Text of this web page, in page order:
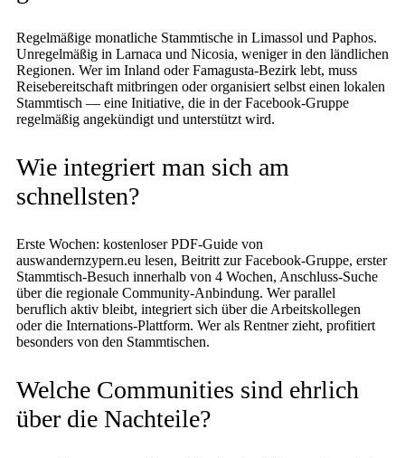
Regelmäßige monatliche Stammtische in Limassol und Paphos.
Unregelmäßig in Larnaca und Nicosia, weniger in den ländlichen
Regionen. Wer im Inland oder Famagusta-Bezirk lebt, muss
Reisebereitschaft mitbringen oder organisiert selbst einen lokalen
Stammtisch — eine Initiative, die in der Facebook-Gruppe
regelmäßig angekündigt und unterstützt wird.
Wie integriert man sich am
schnellsten?
Erste Wochen: kostenloser PDF-Guide von
auswandernzypern.eu lesen, Beitritt zur Facebook-Gruppe, erster
Stammtisch-Besuch innerhalb von 4 Wochen, Anschluss-Suche
über die regionale Community-Anbindung. Wer parallel
beruflich aktiv bleibt, integriert sich über die Arbeitskollegen
oder die Internations-Plattform. Wer als Rentner zieht, profitiert
besonders von den Stammtischen.
Welche Communities sind ehrlich
über die Nachteile?